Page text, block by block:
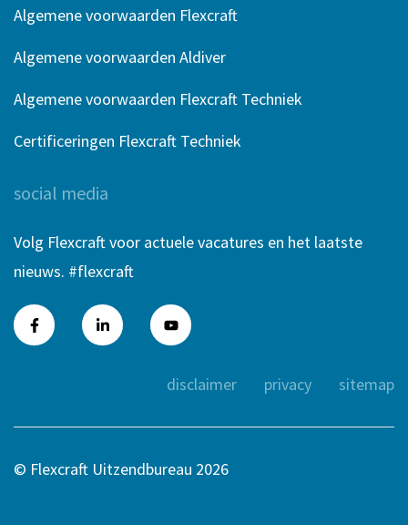
Algemene voorwaarden Flexcraft
Algemene voorwaarden Aldiver
Algemene voorwaarden Flexcraft Techniek
Certificeringen Flexcraft Techniek
social media
Volg Flexcraft voor actuele vacatures en het laatste
nieuws. #flexcraft
disclaimer privacy sitemap
© Flexcraft Uitzendbureau 2026